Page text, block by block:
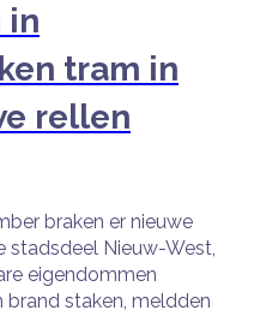
in
tram in
rellen
braken er nieuwe
stadsdeel Nieuw-West,
eigendommen
brand staken, meldden